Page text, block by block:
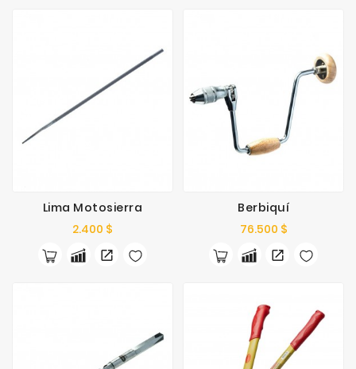
Lima Motosierra
2.400 $
Berbiquí
76.500 $Precio